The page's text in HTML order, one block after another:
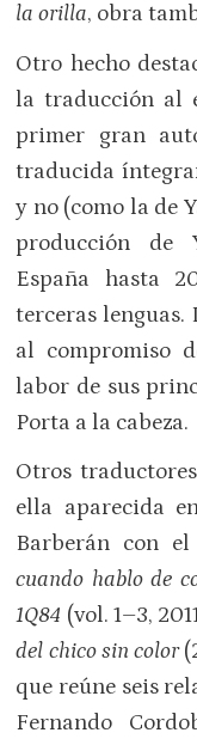
la orilla, obra
Otro hecho
la traducción al
primer gran
traducida
y no (como la de
producción de
España hasta
terceras lenguas.
al compromiso
labor de sus
Porta a la cabeza.
Otros
ella aparecida
Barberán con
cuando hablo de
1Q84 (vol. 1–3,
del chico sin color
que reúne seis
Fernando